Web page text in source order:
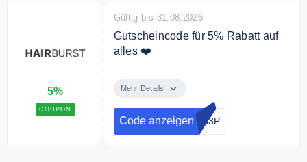
5%
COUPON
Gültig bis 31.08.2026
Gutscheincode für 5% Rabatt auf
alles ❤️
das gesamte Sortiment.
Mehr Details
Code anzeigen L83P